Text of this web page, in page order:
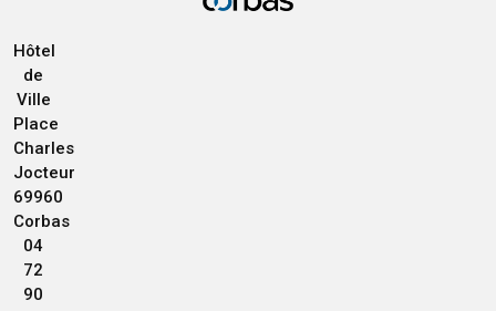
Hôtel
de
Ville
Place
Charles
Jocteur
69960
Corbas
04
72
90